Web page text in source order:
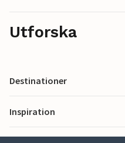
Utforska
Destinationer
Inspiration